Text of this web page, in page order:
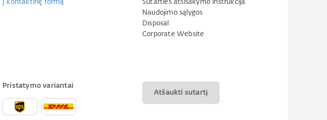
Į kontaktinę formą
Sutarties atsisakymo instrukcija
Naudojimo sąlygos
Disposal
Corporate Website
Pristatymo variantai
Atšaukti sutartį